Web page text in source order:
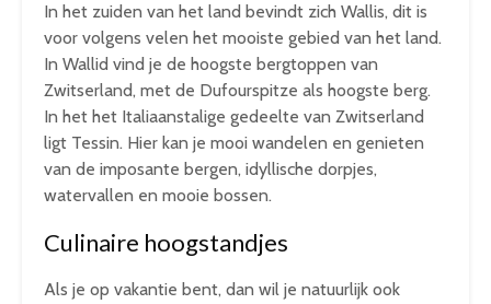
In het zuiden van het land bevindt zich Wallis, dit is
voor volgens velen het mooiste gebied van het land.
In Wallid vind je de hoogste bergtoppen van
Zwitserland, met de Dufourspitze als hoogste berg.
In het het Italiaanstalige gedeelte van Zwitserland
ligt Tessin. Hier kan je mooi wandelen en genieten
van de imposante bergen, idyllische dorpjes,
watervallen en mooie bossen.
Culinaire hoogstandjes
Als je op vakantie bent, dan wil je natuurlijk ook